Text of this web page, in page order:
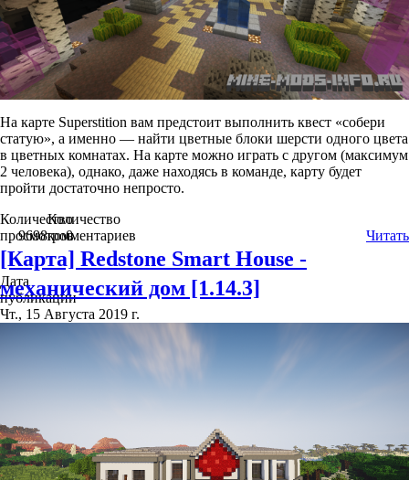
На карте Superstition вам предстоит выполнить квест «­собери
статую», а именно — найти цветные блоки шерсти одного цвета
в цветных комнатах. На карте можно играть с другом (максимум
2 человека), однако, даже находясь в команде, карту будет
пройти достаточно непросто.
Количество
просмотров
9698
Количество
комментариев
0 Читать
[Карта] Redstone Smart House -
механический дом [1.14.3]
Дата
публикации
Чт., 15 Августа 2019 г.